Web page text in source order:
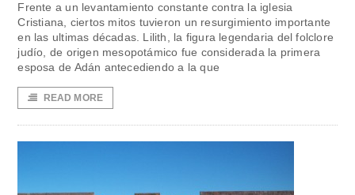
Frente a un levantamiento constante contra la iglesia
Cristiana, ciertos mitos tuvieron un resurgimiento importante
en las ultimas décadas. Lilith, la figura legendaria del folclore
judío, de origen mesopotámico fue considerada la primera
esposa de Adán antecediendo a la que
READ MORE